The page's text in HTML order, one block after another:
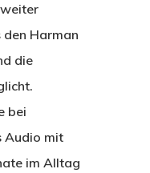
Harman
die
bei
Audio mit
im Alltag